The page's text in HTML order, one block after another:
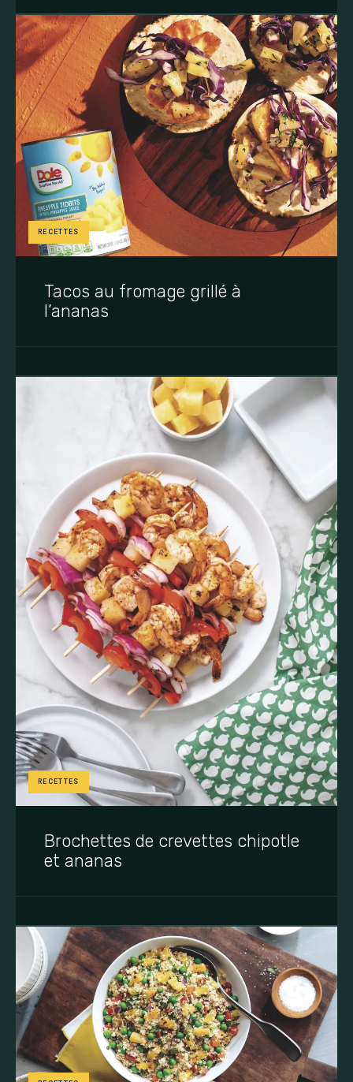
RECETTES
Tacos au fromage grillé à
l’ananas
RECETTES
Brochettes de crevettes chipotle
et ananas